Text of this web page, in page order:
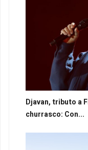
Djavan, tributo a
churrasco: Con...